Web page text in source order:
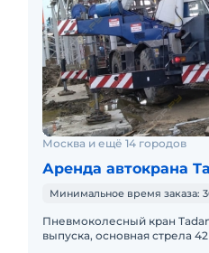
Москва и ещё 14 городов
Аренда автокрана
Минимальное время заказа:
Пневмоколесный кран
выпуска, основная стрела